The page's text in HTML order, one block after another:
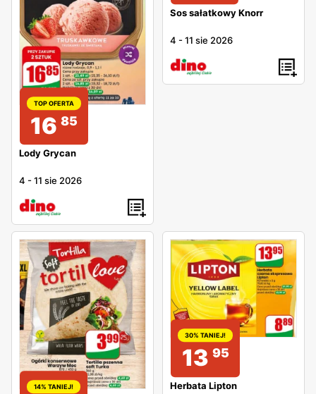
TOP OFERTA
16 85
Lody Grycan
4 -11 sie 2026
Sos sałatkowy Knorr
4 -11 sie 2026
14% TANIEJ!
30% TANIEJ!
13 95
Herbata Lipton